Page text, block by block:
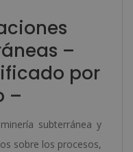
–
por
–
subterránea y
sobre los procesos,